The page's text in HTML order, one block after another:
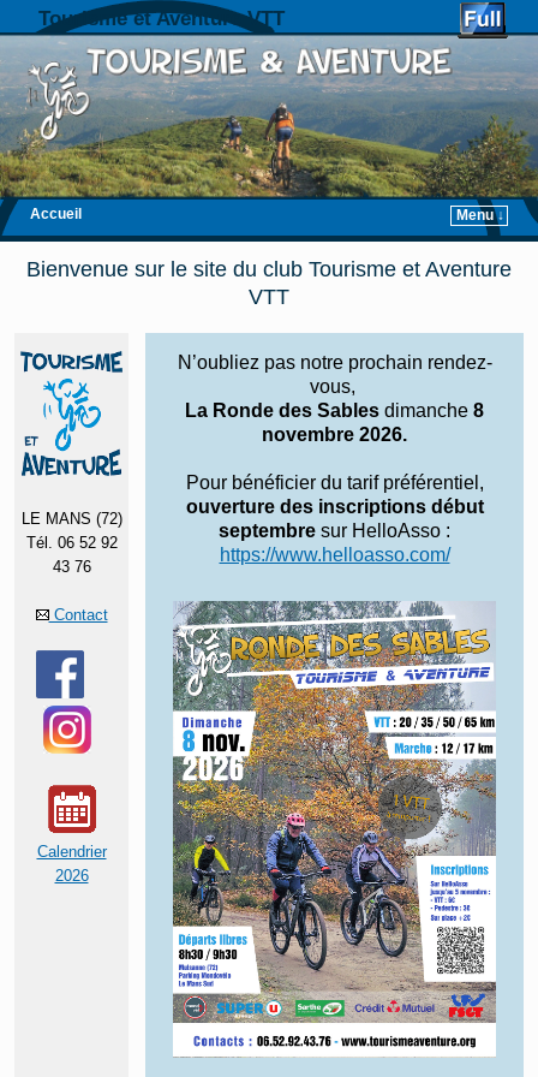
Tourisme et Aventure VTT
Accueil
Menu ↓
Skip to primary content
Aller au contenu secondaire
Bienvenue sur le site du club Tourisme et Aventure
VTT
LE MANS (72)
Tél. 06 52 92
43 76
Contact
Calendrier
2026
N’oubliez pas notre prochain rendez-
vous,
La Ronde des Sables dimanche 8
novembre 2026.
Pour bénéficier du tarif préférentiel,
ouverture des inscriptions début
septembre sur HelloAsso :
https://www.helloasso.com/